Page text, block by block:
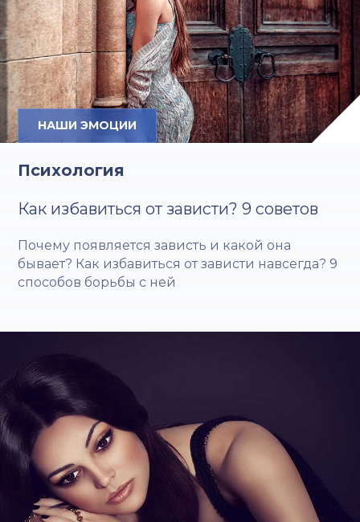
НАШИ ЭМОЦИИ
Психология
Как избавиться от зависти? 9 советов
Почему появляется зависть и какой она
бывает? Как избавиться от зависти навсегда? 9
способов борьбы с ней